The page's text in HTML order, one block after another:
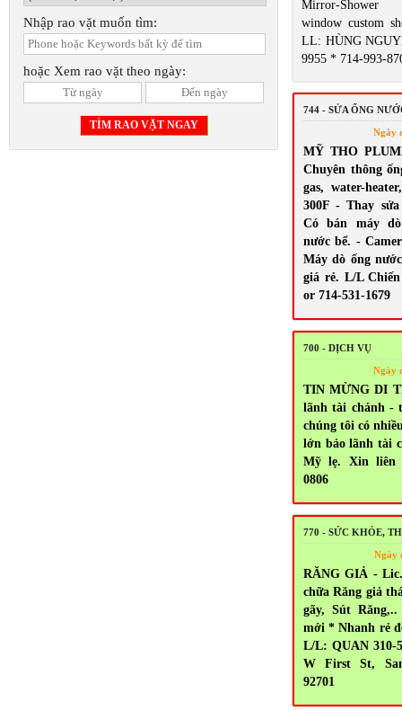
Nhập rao vặt muốn tìm:
hoặc Xem rao vặt theo ngày:
Mirror-
window custom
LL: HÙNG
9955 * 714-993-
744 - SỬA ỐNG
Ngày
MỸ THO
Chuyên thông
gas, water-
300F - Thay
Có bán máy
nước bể. -
Máy dò ống
giá rẻ. L/L Chiến
or 714-531-1679
700 - DỊCH VỤ
Ngày
TIN MỪNG DI
lãnh tài chánh -
chúng tôi có
lớn bảo lãnh tài
Mỹ lẹ. Xin liên
0806
770 - SỨC KHỎE,
Ngày
RĂNG GIẢ -
chữa Răng giả
gãy, Sút
mới * Nhanh rẻ
L/L: QUAN 310-
W First St,
92701